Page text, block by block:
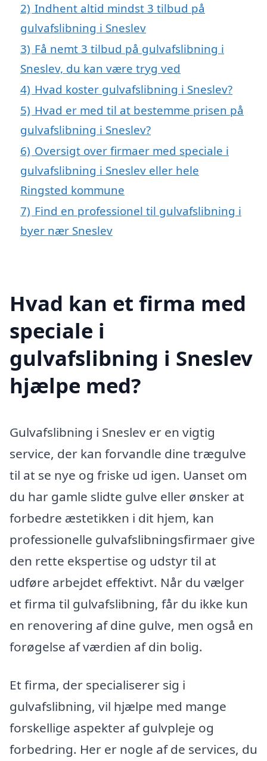
2) Indhent altid mindst 3 tilbud på
gulvafslibning i Sneslev
3) Få nemt 3 tilbud på gulvafslibning i
Sneslev, du kan være tryg ved
4) Hvad koster gulvafslibning i Sneslev?
5) Hvad er med til at bestemme prisen på
gulvafslibning i Sneslev?
6) Oversigt over firmaer med speciale i
gulvafslibning i Sneslev eller hele
Ringsted kommune
7) Find en professionel til gulvafslibning i
byer nær Sneslev
Hvad kan et firma med
speciale i
gulvafslibning i Sneslev
hjælpe med?
Gulvafslibning i Sneslev er en vigtig
service, der kan forvandle dine trægulve
til at se nye og friske ud igen. Uanset om
du har gamle slidte gulve eller ønsker at
forbedre æstetikken i dit hjem, kan
professionelle gulvafslibningsfirmaer give
den rette ekspertise og udstyr til at
udføre arbejdet effektivt. Når du vælger
et firma til gulvafslibning, får du ikke kun
en renovering af dine gulve, men også en
forøgelse af værdien af din bolig.
Et firma, der specialiserer sig i
gulvafslibning, vil hjælpe med mange
forskellige aspekter af gulvpleje og
forbedring. Her er nogle af de services, du